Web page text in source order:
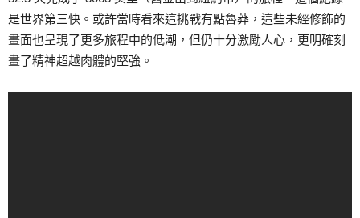
是世界第三快。或許當時看來這挑戰有點魯莽，這些未經修飾的
畫面也呈現了更多旅程中的低潮，但仍十分激勵人心，更明確刻
畫了精神超越肉體的堅強。